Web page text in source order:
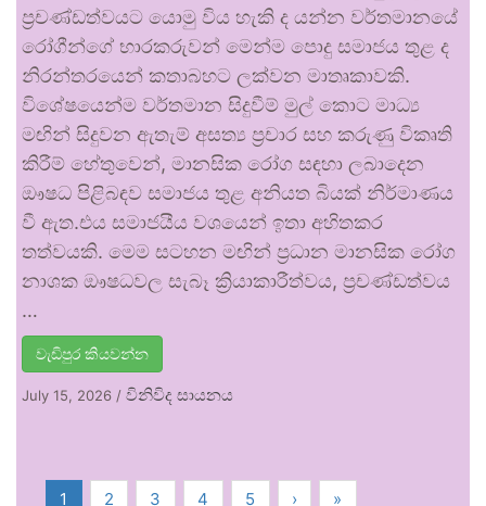
ප්‍රචණ්ඩත්වයට යොමු විය හැකි ද යන්න වර්තමානයේ
රෝගීන්ගේ භාරකරුවන් මෙන්ම පොදු සමාජය තුළ ද
නිරන්තරයෙන් කතාබහට ලක්වන මාතෘකාවකි.
විශේෂයෙන්ම වර්තමාන සිදුවීම් මුල් කොට මාධ්‍ය
මඟින් සිදුවන ඇතැම් අසත්‍ය ප්‍රචාර සහ කරුණු විකෘති
කිරීම් හේතුවෙන්, මානසික රෝග සඳහා ලබාදෙන
ඖෂධ පිළිබඳව සමාජය තුළ අනියත බියක් නිර්මාණය
වී ඇත.එය සමාජයීය වශයෙන් ඉතා අහිතකර
තත්වයකි. මෙම සටහන මඟින් ප්‍රධාන මානසික රෝග
නාශක ඖෂධවල සැබෑ ක්‍රියාකාරීත්වය, ප්‍රචණ්ඩත්වය
…
වැඩිපුර කියවන්න
July 15, 2026 / විනිවිද සායනය
1 2 3 4 5 › »